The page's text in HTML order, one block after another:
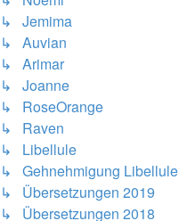
↳ Jemima
↳ Auvian
↳ Arimar
↳ Joanne
↳ RoseOrange
↳ Raven
↳ Libellule
↳ Gehnehmigung Libellule
↳ Übersetzungen 2019
↳ Übersetzungen 2018